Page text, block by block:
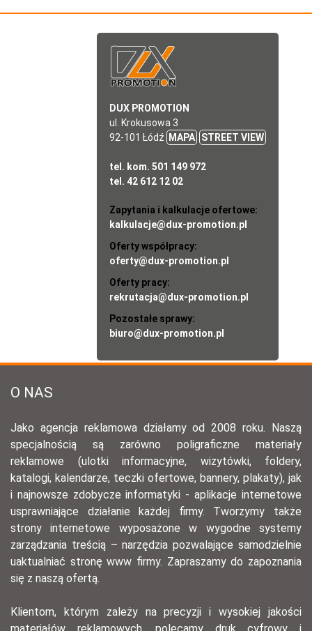
DUX PROMOTION
ul. Krokusowa 3
92-101 Łódź
MAPA STREET VIEW
tel. kom. 501 149 972
tel. 42 612 12 02
Zapytania i kalkulacje ofertowe:
kalkulacje@dux-promotion.pl
Oferty współpracy:
oferty@dux-promotion.pl
Oferty pracy:
rekrutacja@dux-promotion.pl
Pozostałe sprawy:
biuro@dux-promotion.pl
O NAS
Jako agencja reklamowa działamy od 2008 roku. Naszą
specjalnością są zarówno poligraficzne materiały
reklamowe (ulotki informacyjne, wizytówki, foldery,
katalogi, kalendarze, teczki ofertowe, bannery, plakaty), jak
i najnowsze zdobycze informatyki - aplikacje internetowe
usprawniające działanie każdej firmy. Tworzymy także
strony internetowe wyposażone w wygodne systemy
zarządzania treścią – narzędzia pozwalające samodzielnie
uaktualniać stronę www firmy. Zapraszamy do zapoznania
się z naszą ofertą.
Klientom, którym zależy na precyzji i wysokiej jakości